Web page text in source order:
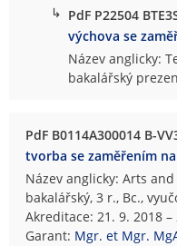
↳ PdF P22504
výchova se
Název anglicky:
bakalářský
PdF B0114A300014 B-
tvorba se zaměřením
Název anglicky: Arts
bakalářský, 3 r., Bc.,
Akreditace: 21. 9. 2018 –
Garant: Mgr. et Mgr.